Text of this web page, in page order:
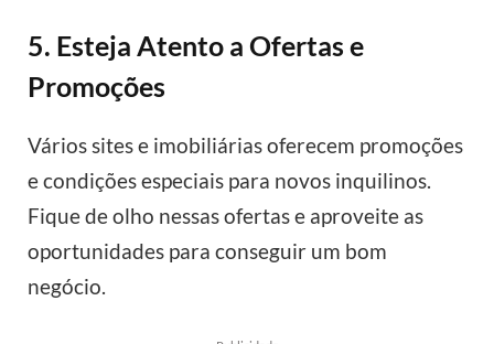
5. Esteja Atento a Ofertas e
Promoções
Vários sites e imobiliárias oferecem promoções
e condições especiais para novos inquilinos.
Fique de olho nessas ofertas e aproveite as
oportunidades para conseguir um bom
negócio.